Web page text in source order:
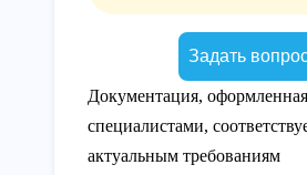
Задать
Документация,
специалистами,
актуальным требованиям